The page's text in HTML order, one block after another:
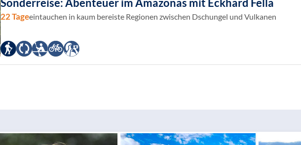
22 Tageeintauchen in kaum bereiste Regionen zwischen Dschungel und Vulkanen